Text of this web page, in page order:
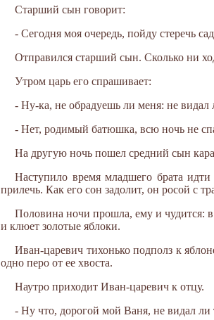
Старший сын говорит:
- Сегодня моя очередь, пойду стеречь
Отправился старший сын. Сколько ни
Утром царь его спрашивает:
- Ну-ка, не обрадуешь ли меня: не видал
- Нет, родимый батюшка, всю ночь не
На другую ночь пошел средний сын
Наступило время младшего брата
прилечь. Как его сон задолит, он росой с
Половина ночи прошла, ему и чудится:
и клюет золотые яблоки.
Иван-царевич тихонько подполз к
одно перо от ее хвоста.
Наутро приходит Иван-царевич к отцу.
- Ну что, дорогой мой Ваня, не видал ли